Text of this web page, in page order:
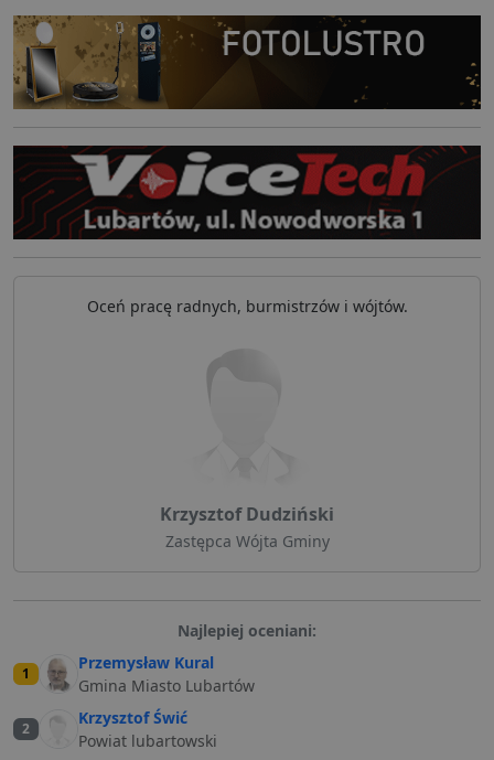
Oceń pracę radnych, burmistrzów i wójtów.
Krzysztof Dudziński
Zastępca Wójta Gminy
Najlepiej oceniani:
1
Przemysław Kural
Gmina Miasto Lubartów
2
Krzysztof Świć
Powiat lubartowski